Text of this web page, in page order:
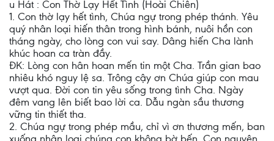
u Hát : Con Thờ Lạy Hết Tình (Hoài Chiên)
1. Con thờ lạy hết tình, Chúa ngự trong phép thánh. Yêu
quý nhân loại hiến thân trong hình bánh, nuôi hồn con
tháng ngày, cho lòng con vui say. Dâng hiến Cha lành
khúc hoan ca tràn đầy.
ÐK: Lòng con hân hoan mến tin một Cha. Trần gian bao
nhiêu khó nguy lệ sa. Trông cậy ơn Chúa giúp con mau
vượt qua. Ðời con tin yêu sống trong tình Cha. Ngày
đêm vang lên biết bao lời ca. Dẫu ngàn sầu thương
vững tin thiết tha.
2. Chúa ngự trong phép mầu, chỉ vì ơn thương mến, ban
xuống nhân loại chúng con không bờ bến. Con nguyện